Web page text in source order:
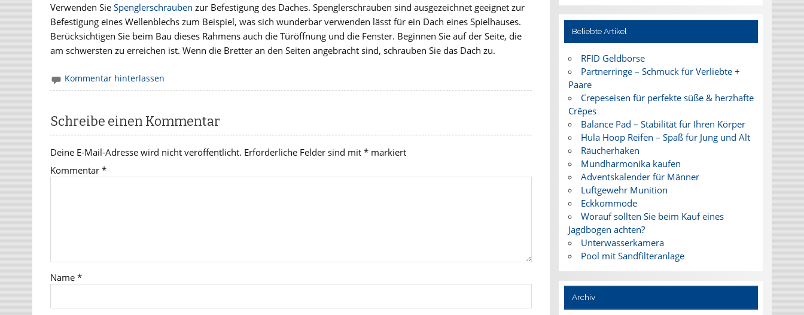
Verwenden SieSpenglerschrauben zur Befestigung des Daches. Spenglerschrauben sind ausgezeichnet geeignet zur
Befestigung eines Wellenblechs zum Beispiel, was sich wunderbar verwenden lässt für ein Dach eines Spielhauses.
Berücksichtigen Sie beim Bau dieses Rahmens auch die Türöffnung und die Fenster. Beginnen Sie auf der Seite, die
am schwersten zu erreichen ist. Wenn die Bretter an den Seiten angebracht sind, schrauben Sie das Dach zu.
Kommentar hinterlassen
Schreibe einen Kommentar
Deine E-Mail-Adresse wird nicht veröffentlicht. Erforderliche Felder sind mit* markiert
Kommentar*
Name*
Beliebte Artikel
RFID Geldbörse
Partnerringe – Schmuck für Verliebte +
Paare
Crepeseisen für perfekte süße & herzhafte
Crêpes
Balance Pad – Stabilität für Ihren Körper
Hula Hoop Reifen – Spaß für Jung und Alt
Räucherhaken
Mundharmonika kaufen
Adventskalender für Männer
Luftgewehr Munition
Eckkommode
Worauf sollten Sie beim Kauf eines
Jagdbogen achten?
Unterwasserkamera
Pool mit Sandfilteranlage
Archiv